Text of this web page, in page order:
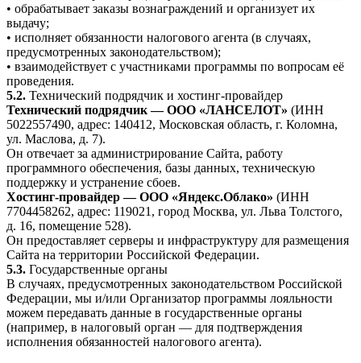
• обрабатывает заказы вознаграждений и организует их
выдачу;
• исполняет обязанности налогового агента (в случаях,
предусмотренных законодательством);
• взаимодействует с участниками программы по вопросам её
проведения.
5.2. Технический подрядчик и хостинг-провайдер
Технический подрядчик — ООО «ЛАНСЕЛОТ» (ИНН
5022557490, адрес: 140412, Московская область, г. Коломна,
ул. Маслова, д. 7).
Он отвечает за администрирование Сайта, работу
программного обеспечения, базы данных, техническую
поддержку и устранение сбоев.
Хостинг-провайдер — ООО «Яндекс.Облако» (ИНН
7704458262, адрес: 119021, город Москва, ул. Льва Толстого,
д. 16, помещение 528).
Он предоставляет серверы и инфраструктуру для размещения
Сайта на территории Российской Федерации.
5.3. Государственные органы
В случаях, предусмотренных законодательством Российской
Федерации, мы и/или Организатор программы лояльности
можем передавать данные в государственные органы
(например, в налоговый орган — для подтверждения
исполнения обязанностей налогового агента).